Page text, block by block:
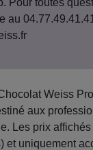
au
Weiss
aux
Les prix
et uniquement